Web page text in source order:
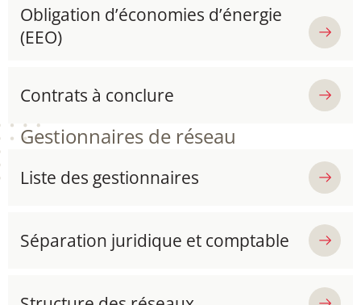
Obligation d’économies d’énergie
(EEO)
Contrats à conclure
Gestionnaires de réseau
Liste des gestionnaires
Séparation juridique et comptable